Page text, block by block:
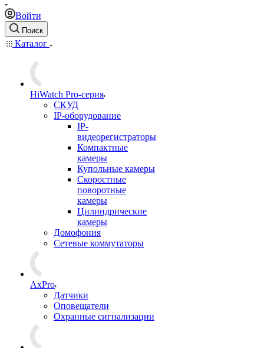
Войти
Поиск
Каталог
HiWatch Pro-серия
CКУД
IP-оборудование
IP-
видеорегистраторы
Компактные
камеры
Купольные камеры
Скоростные
поворотные
камеры
Цилиндрические
камеры
Домофония
Сетевые коммутаторы
AxPro
Датчики
Оповещатели
Охранные сигнализации